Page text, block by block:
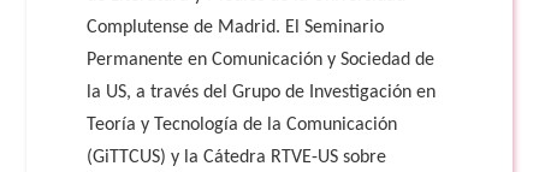
Complutense de Madrid. El Seminario
Permanente en Comunicación y Sociedad de
la US, a través del Grupo de Investigación en
Teoría y Tecnología de la Comunicación
(GiTTCUS) y la Cátedra RTVE-US sobre